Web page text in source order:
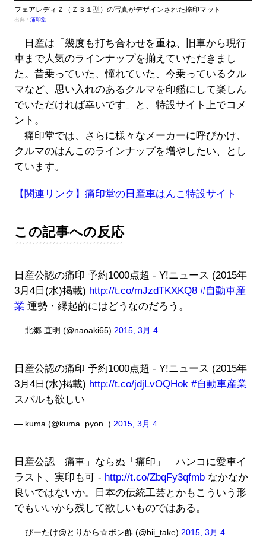
フェアレディＺ（Ｚ３１型）の写真がデザインされた捺印マット
出典： 痛印堂
日産は「幾度も打ち合わせを重ね、旧車から現行
車まで人気のラインナップを揃えていただきまし
た。昔乗っていた、憧れていた、今乗っているクル
マなど、思い入れのあるクルマを印鑑にして楽しん
でいただければ幸いです」と、特設サイト上でコメ
ント。
痛印堂では、さらに様々なメーカーに呼びかけ、
クルマのはんこのラインナップを増やしたい、とし
ています。
【関連リンク】痛印堂の日産車はんこ特設サイト
この記事への反応
日産公認の痛印 予約1000点超 - Y!ニュース (2015年
3月4日(水)掲載) http://t.co/mJzdTKXKQ8 #自動車産
業 運勢・縁起的にはどうなのだろう。
— 北郷 直明 (@naoaki65) 2015, 3月 4
日産公認の痛印 予約1000点超 - Y!ニュース (2015年
3月4日(水)掲載) http://t.co/jdjLvOQHok #自動車産業
スバルも欲しい
— kuma (@kuma_pyon_) 2015, 3月 4
日産公認「痛車」ならぬ「痛印」 ハンコに愛車イ
ラスト、実印も可 - http://t.co/ZbqFy3qfmbなかなか
良いではないか。日本の伝統工芸とかもこういう形
でもいいから残して欲しいものではある。
— びーたけ@とりから☆ポン酢 (@bii_take) 2015, 3月 4